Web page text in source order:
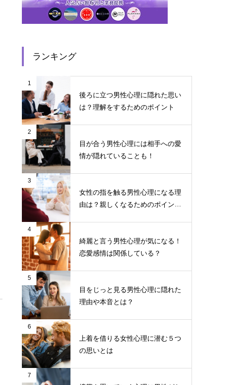
ランキング
1
後ろに立つ男性心理に隠れた思い
は？理解をするためのポイント
2
目が合う男性心理には相手への愛
情が隠れていることも！
3
女性の指を触る男性心理になる理
由は？親しくなるためのポイント
4
綺麗と言う男性心理が気になる！
恋愛感情は関係している？
5
目をじっと見る男性心理に隠れた
理由や本音とは？
6
上着を借りる女性心理に潜む５つ
の思いとは
7